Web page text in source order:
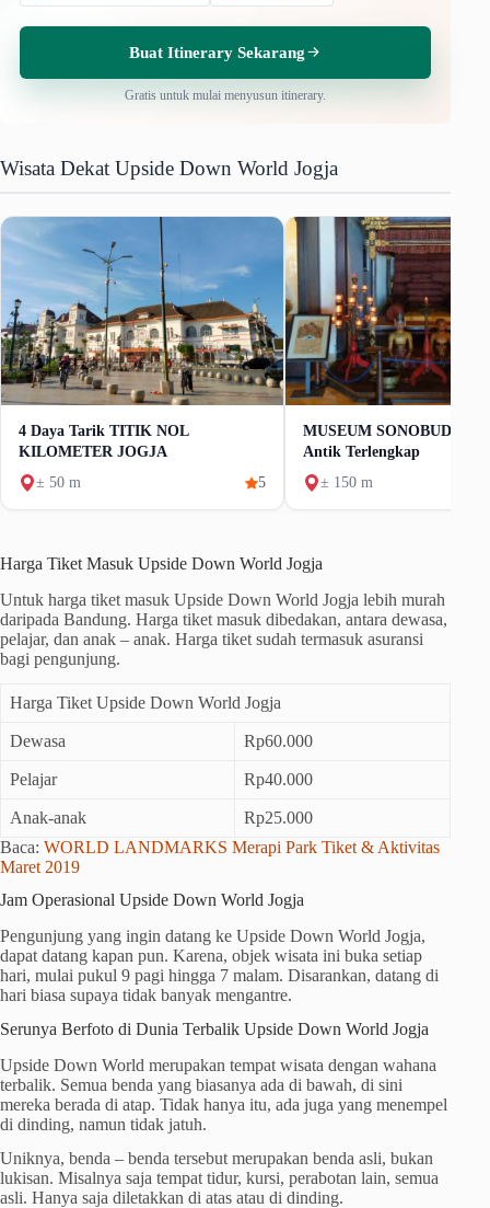
Buat Itinerary Sekarang
Gratis untuk mulai menyusun itinerary.
Wisata Dekat Upside Down World Jogja
4 Daya Tarik TITIK NOL
KILOMETER JOGJA
± 50 m
5
MUSEUM
Antik Terlengkap
± 150 m
Harga Tiket Masuk Upside Down World Jogja
Untuk harga tiket masuk Upside Down World Jogja lebih murah
daripada Bandung. Harga tiket masuk dibedakan, antara dewasa,
pelajar, dan anak – anak. Harga tiket sudah termasuk asuransi
bagi pengunjung.
Harga Tiket Upside Down World Jogja
Dewasa Rp60.000
Pelajar Rp40.000
Anak-anak
Rp25.000
Baca: WORLD LANDMARKS Merapi Park Tiket & Aktivitas
Maret 2019
Jam Operasional Upside Down World Jogja
Pengunjung yang ingin datang ke Upside Down World Jogja,
dapat datang kapan pun. Karena, objek wisata ini buka setiap
hari, mulai pukul 9 pagi hingga 7 malam. Disarankan, datang di
hari biasa supaya tidak banyak mengantre.
Serunya Berfoto di Dunia Terbalik Upside Down World Jogja
Upside Down World merupakan tempat wisata dengan wahana
terbalik. Semua benda yang biasanya ada di bawah, di sini
mereka berada di atap. Tidak hanya itu, ada juga yang menempel
di dinding, namun tidak jatuh.
Uniknya, benda – benda tersebut merupakan benda asli, bukan
lukisan. Misalnya saja tempat tidur, kursi, perabotan lain, semua
asli. Hanya saja diletakkan di atas atau di dinding.